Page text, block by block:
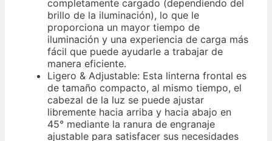
completamente cargado (dependiendo del
brillo de la iluminación), lo que le
proporciona un mayor tiempo de
iluminación y una experiencia de carga más
fácil que puede ayudarle a trabajar de
manera eficiente.
Ligero & Adjustable: Esta linterna frontal es
de tamaño compacto, al mismo tiempo, el
cabezal de la luz se puede ajustar
libremente hacia arriba y hacia abajo en
45° mediante la ranura de engranaje
ajustable para satisfacer sus necesidades